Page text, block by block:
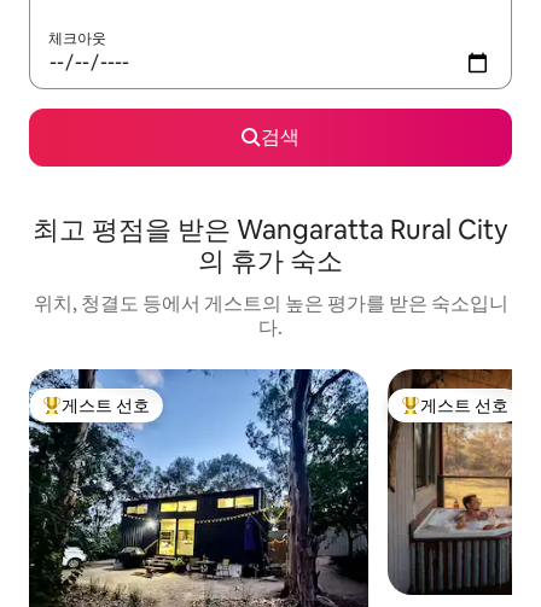
체크아웃
검색
최고 평점을 받은 Wangaratta Rural City
의 휴가 숙소
위치, 청결도 등에서 게스트의 높은 평가를 받은 숙소입니
다.
상위 게스트 선호
게스트 선호 상위 게스트 선호
게스트 선호